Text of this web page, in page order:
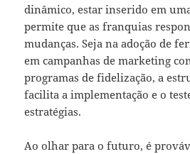
dinâmico, estar inserido em
permite que as franquias
mudanças. Seja na adoção de
em campanhas de marketing
programas de fidelização, a
facilita a implementação e o
estratégias.
Ao olhar para o futuro, é